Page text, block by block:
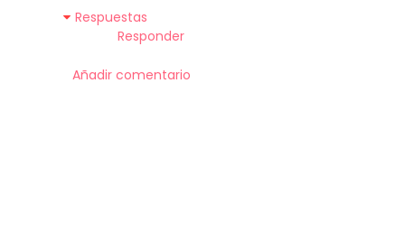
Respuestas
Responder
Añadir comentario